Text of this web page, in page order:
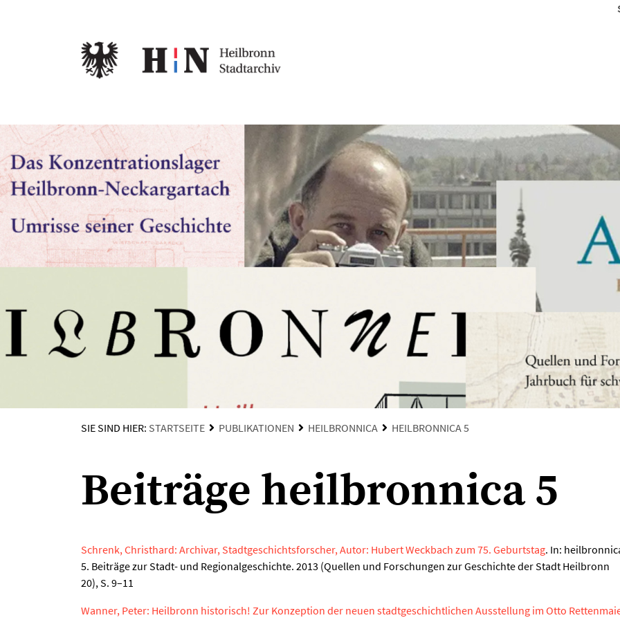
SIE SIND HIER: STARTSEITE PUBLIKATIONEN HEILBRONNICA HEILBRONNICA 5
Beiträge heilbronnica 5
Schrenk, Christhard: Archivar, Stadtgeschichtsforscher, Autor: Hubert Weckbach zum 75. Geburtstag. In:
5. Beiträge zur Stadt- und Regionalgeschichte. 2013 (Quellen und Forschungen zur Geschichte der Stadt Heilbronn
20), S. 9–11
Wanner, Peter: Heilbronn historisch! Zur Konzeption der neuen stadtgeschichtlichen Ausstellung im Otto